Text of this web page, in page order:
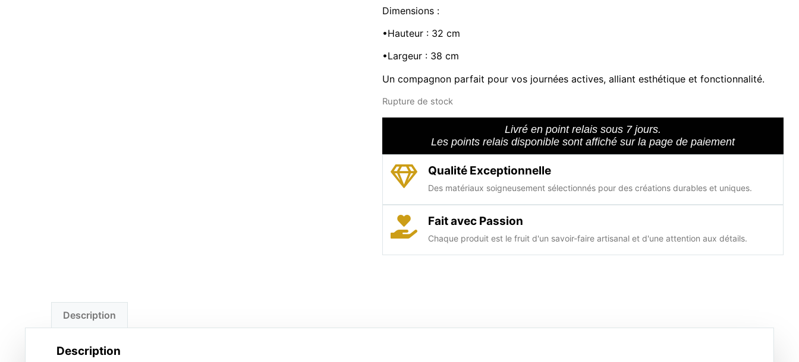
Dimensions :
•Hauteur : 32 cm
•Largeur : 38 cm
Un compagnon parfait pour vos journées actives, alliant esthétique et fonctionnalité.
Rupture de stock
Livré en point relais sous 7 jours.
Les points relais disponible sont affiché sur la page de paiement
Qualité Exceptionnelle
Des matériaux soigneusement sélectionnés pour des créations durables et uniques.
Fait avec Passion
Chaque produit est le fruit d'un savoir-faire artisanal et d'une attention aux détails.
Description
Description